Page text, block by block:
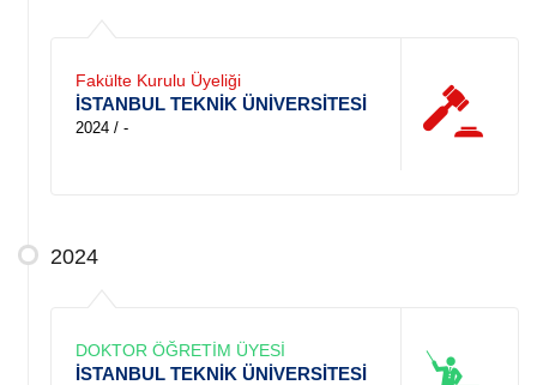
Fakülte Kurulu Üyeliği
İSTANBUL TEKNİK ÜNİVERSİTESİ
2024 / -
2024
DOKTOR ÖĞRETİM ÜYESİ
İSTANBUL TEKNİK ÜNİVERSİTESİ